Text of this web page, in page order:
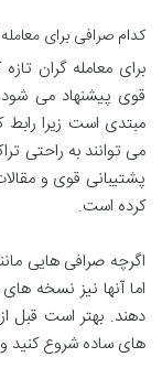
کدام صرافی برای
برای معامله گران
قوی پیشنهاد می
مبتدی است زیرا رابط
می توانند به راحتی
پشتیبانی قوی و
کرده است.
اگرچه صرافی هایی
اما آنها نیز نسخه
دهند. بهتر است قبل
های ساده شروع کنید